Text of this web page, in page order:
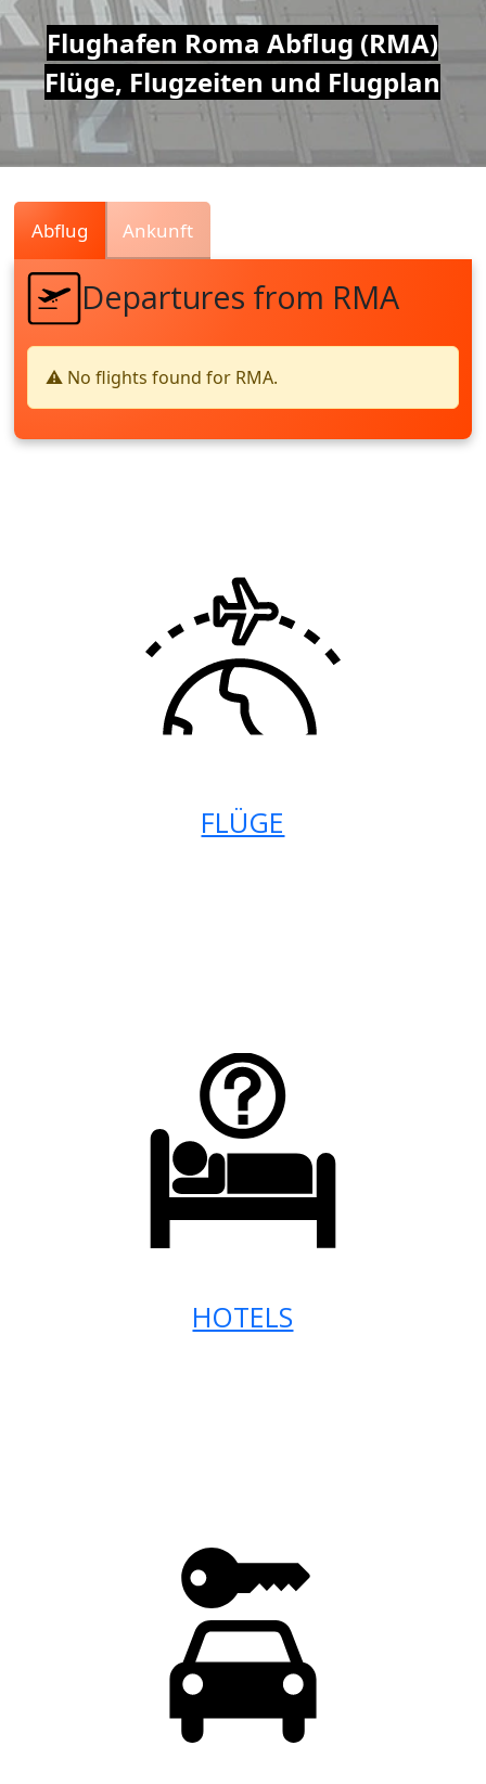
Air
Traffic
Live
Flughafen Roma Abflug (RMA)
Flüge, Flugzeiten und Flugplan
Abflug Ankunft
Departures from RMA
⚠️ No flights found for RMA.
FLÜGE
HOTELS